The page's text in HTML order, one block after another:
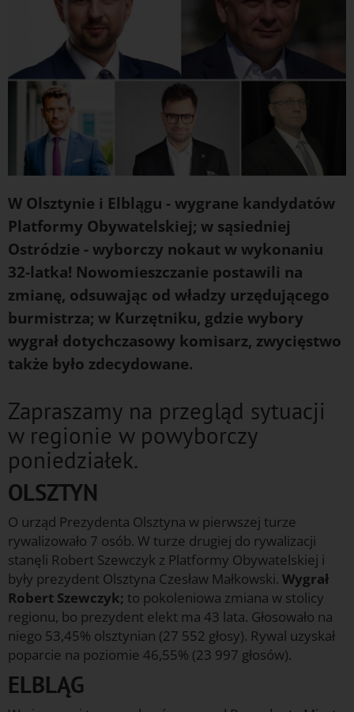
W Olsztynie i Elblągu - wygrane kandydatów
Platformy Obywatelskiej; w sąsiedniej
Ostródzie - wyborczy nokaut w wykonaniu
32-latka! Nowomieszczanie postawili na
zmianę, odsuwając od władzy urzędującego
burmistrza; w Kurzętniku, gdzie wybory
wygrał dotychczasowy komisarz, zwycięstwo
także było zdecydowane.
Zapraszamy na przegląd sytuacji
w regionie w powyborczy
poniedziałek.
OLSZTYN
O urząd Prezydenta Olsztyna w pierwszej turze
rywalizowało 7 osób. W turze drugiej do rywalizacji
stanęli Robert Szewczyk z Platformy Obywatelskiej i
były prezydent Olsztyna Czesław Małkowski. Wygrał
Robert Szewczyk; to pokoleniowa zmiana w stolicy
regionu, bo prezydent elekt ma 43 lata. Głosowało na
niego 53,45% olsztynian (27 552 głosy). Rywal uzyskał
poparcie na poziomie 46,55% (23 997 głosów).
ELBLĄG